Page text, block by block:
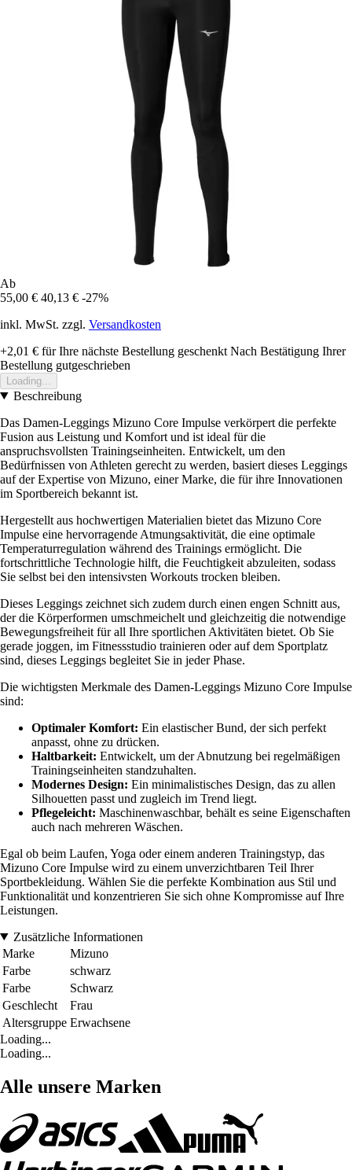
Ab
55,00 € 40,13 € -27%
inkl. MwSt. zzgl. Versandkosten
+2,01 € für Ihre nächste Bestellung geschenkt Nach Bestätigung Ihrer
Bestellung gutgeschrieben
Loading...
Beschreibung
Das Damen-Leggings Mizuno Core Impulse verkörpert die perfekte
Fusion aus Leistung und Komfort und ist ideal für die
anspruchsvollsten Trainingseinheiten. Entwickelt, um den
Bedürfnissen von Athleten gerecht zu werden, basiert dieses Leggings
auf der Expertise von Mizuno, einer Marke, die für ihre Innovationen
im Sportbereich bekannt ist.
Hergestellt aus hochwertigen Materialien bietet das Mizuno Core
Impulse eine hervorragende Atmungsaktivität, die eine optimale
Temperaturregulation während des Trainings ermöglicht. Die
fortschrittliche Technologie hilft, die Feuchtigkeit abzuleiten, sodass
Sie selbst bei den intensivsten Workouts trocken bleiben.
Dieses Leggings zeichnet sich zudem durch einen engen Schnitt aus,
der die Körperformen umschmeichelt und gleichzeitig die notwendige
Bewegungsfreiheit für all Ihre sportlichen Aktivitäten bietet. Ob Sie
gerade joggen, im Fitnessstudio trainieren oder auf dem Sportplatz
sind, dieses Leggings begleitet Sie in jeder Phase.
Die wichtigsten Merkmale des Damen-Leggings Mizuno Core Impulse
sind:
Optimaler Komfort: Ein elastischer Bund, der sich perfekt
anpasst, ohne zu drücken.
Haltbarkeit: Entwickelt, um der Abnutzung bei regelmäßigen
Trainingseinheiten standzuhalten.
Modernes Design: Ein minimalistisches Design, das zu allen
Silhouetten passt und zugleich im Trend liegt.
Pflegeleicht: Maschinenwaschbar, behält es seine Eigenschaften
auch nach mehreren Wäschen.
Egal ob beim Laufen, Yoga oder einem anderen Trainingstyp, das
Mizuno Core Impulse wird zu einem unverzichtbaren Teil Ihrer
Sportbekleidung. Wählen Sie die perfekte Kombination aus Stil und
Funktionalität und konzentrieren Sie sich ohne Kompromisse auf Ihre
Leistungen.
Zusätzliche Informationen
Marke
Mizuno
Farbe
schwarz
Farbe
Schwarz
Geschlecht
Frau
Altersgruppe Erwachsene
Loading...
Loading...
Alle unsere Marken